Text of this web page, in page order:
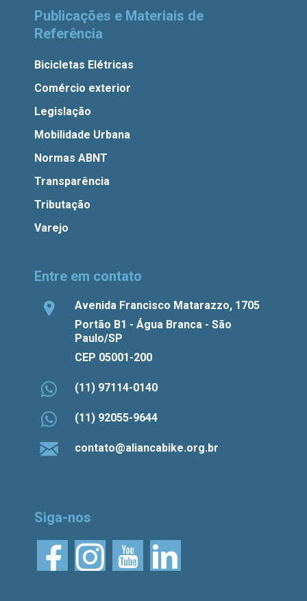
Publicações e Materiais de
Referência
Bicicletas Elétricas
Comércio exterior
Legislação
Mobilidade Urbana
Normas ABNT
Transparência
Tributação
Varejo
Entre em contato
Avenida Francisco Matarazzo, 1705
Portão B1 - Água Branca - São
Paulo/SP
CEP 05001-200
(11) 97114-0140
(11) 92055-9644
contato@aliancabike.org.br
Siga-nos